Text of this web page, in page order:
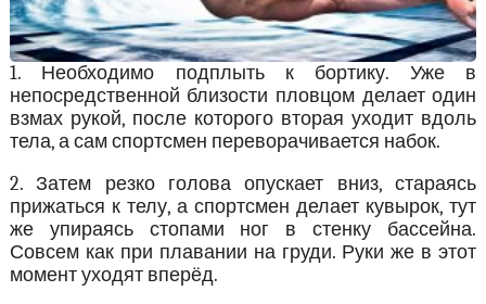
1. Необходимо подплыть к бортику. Уже в
непосредственной близости пловцом делает один
взмах рукой, после которого вторая уходит вдоль
тела, а сам спортсмен переворачивается набок.
2. Затем резко голова опускает вниз, стараясь
прижаться к телу, а спортсмен делает кувырок, тут
же упираясь стопами ног в стенку бассейна.
Совсем как при плавании на груди. Руки же в этот
момент уходят вперёд.